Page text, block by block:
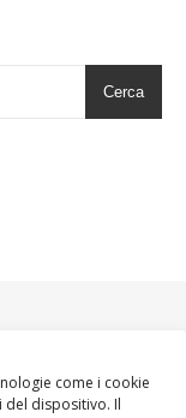
come i cookie
del dispositivo. Il
Cerca